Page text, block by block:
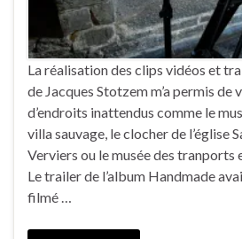
La réalisation des clips vidéos et
de Jacques Stotzem m’a permis de
d’endroits inattendus comme le
villa sauvage, le clocher de l’église
Verviers ou le musée des tranports
Le trailer de l’album Handmade
filmé …